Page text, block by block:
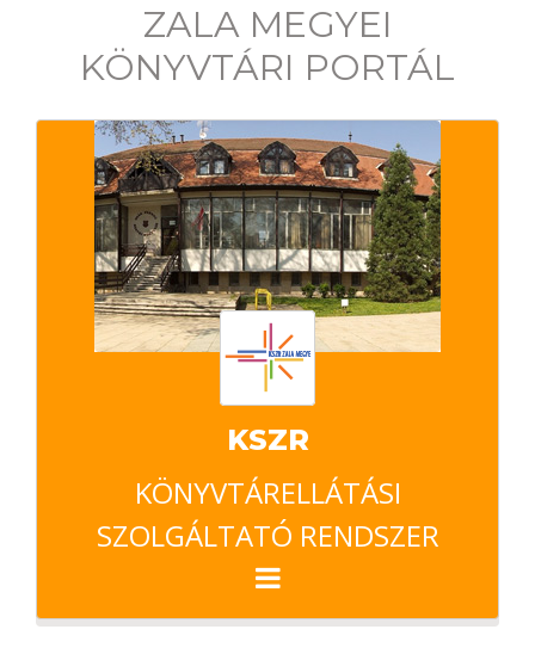
ZALA MEGYEI
KÖNYVTÁRI PORTÁL
KSZR
KÖNYVTÁRELLÁTÁSI
SZOLGÁLTATÓ RENDSZER